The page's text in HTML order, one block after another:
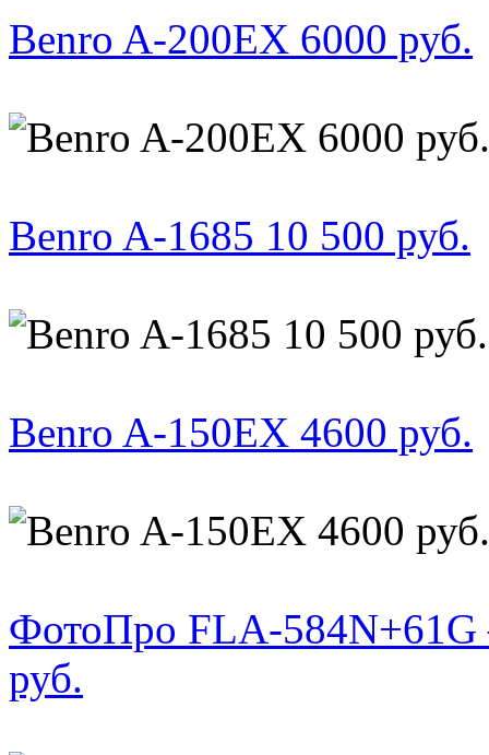
Benro A-200EX 6000 руб.
Benro A-1685 10 500 руб.
Benro A-150EX 4600 руб.
ФотоПро FLA-584N+61G
руб.